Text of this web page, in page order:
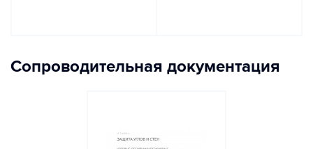
Сопроводительная документация